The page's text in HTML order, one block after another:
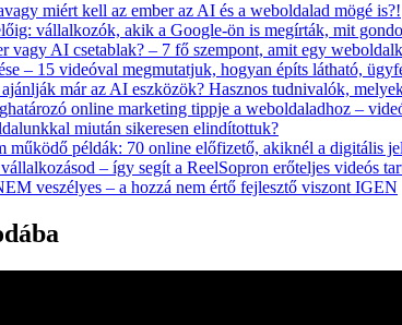
miért kell az ember az AI és a weboldalad mögé is?!
vállalkozók, akik a Google-ön is megírták, mit
vagy AI csetablak? – 7 fő szempont, amit egy
– 15 videóval megmutatjuk, hogyan építs látható,
már az AI eszközök? Hasznos tudnivalók,
online marketing tippje a weboldaladhoz –
miután sikeresen elindítottuk?
működő példák: 70 online előfizető, akiknél a digitális
– így segít a ReelSopron erőteljes videós
veszélyes – a hozzá nem értő fejlesztő viszont IGEN